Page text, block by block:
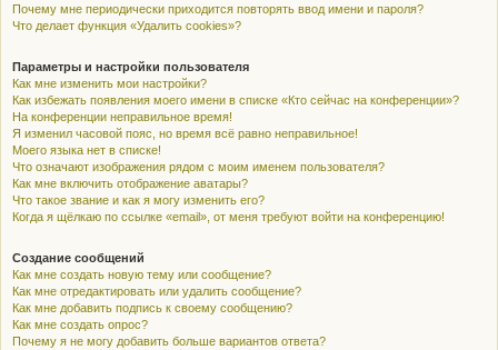
Почему мне периодически приходится повторять ввод имени и пароля?
Что делает функция «Удалить cookies»?
Параметры и настройки пользователя
Как мне изменить мои настройки?
Как избежать появления моего имени в списке «Кто сейчас на конференции»?
На конференции неправильное время!
Я изменил часовой пояс, но время всё равно неправильное!
Моего языка нет в списке!
Что означают изображения рядом с моим именем пользователя?
Как мне включить отображение аватары?
Что такое звание и как я могу изменить его?
Когда я щёлкаю по ссылке «email», от меня требуют войти на конференцию!
Создание сообщений
Как мне создать новую тему или сообщение?
Как мне отредактировать или удалить сообщение?
Как мне добавить подпись к своему сообщению?
Как мне создать опрос?
Почему я не могу добавить больше вариантов ответа?